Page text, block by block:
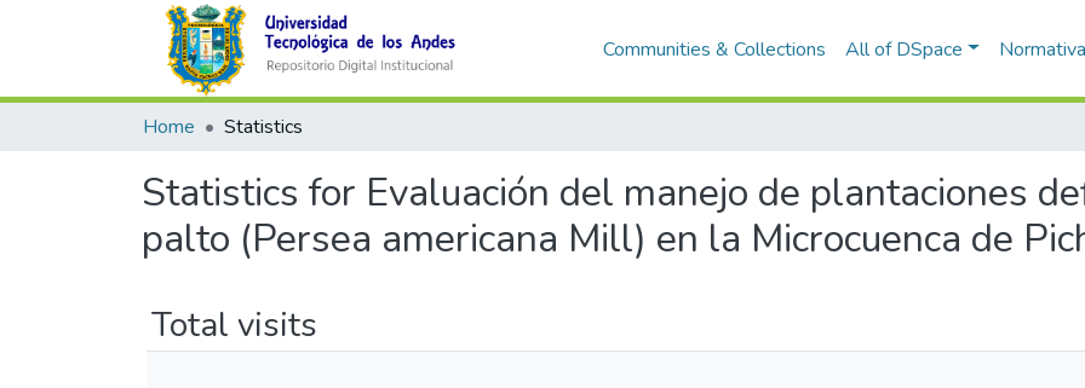
Communities & Collections All of DSpace
Home Statistics
Statistics for Evaluación del manejo de plantaciones
palto (Persea americana Mill) en la Microcuenca de
Total visits